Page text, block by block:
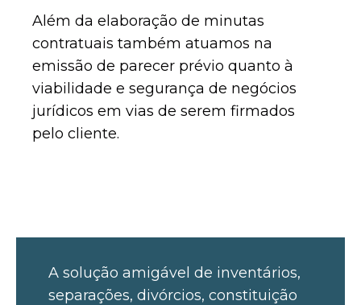
Além da elaboração de minutas
contratuais também atuamos na
emissão de parecer prévio quanto à
viabilidade e segurança de negócios
jurídicos em vias de serem firmados
pelo cliente.
A solução amigável de inventários,
separações, divórcios, constituição